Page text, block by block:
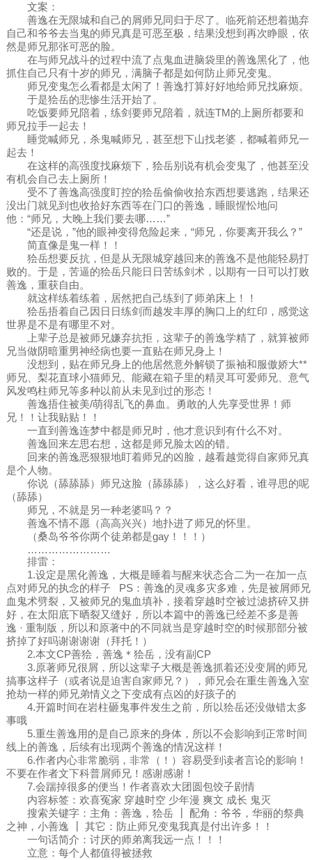
文案：
善逸在无限城和自己的屑师兄同归于尽了。临死前还想着抛弃
自己和爷爷去当鬼的师兄真是可恶至极，结果没想到再次睁眼，依
然是师兄那张可恶的脸。
在与师兄战斗的过程中流了点鬼血进脑袋里的善逸黑化了，他
抓住自己只有十岁的师兄，满脑子都是如何防止师兄变鬼。
师兄变鬼怎么看都是太闲了！善逸打算好好地给师兄找麻烦。
于是狯岳的悲惨生活开始了。
吃饭要师兄陪着，练剑要师兄陪着，就连TM的上厕所都要和
师兄拉手一起去！
睡觉喊师兄，杀鬼喊师兄，甚至想下山找老婆，都喊着师兄一
起去！
在这样的高强度找麻烦下，狯岳别说有机会变鬼了，他甚至没
有机会自己去上厕所！
受不了善逸高强度盯控的狯岳偷偷收拾东西想要逃跑，结果还
没出门就见到也收拾好东西等在门口的善逸，睡眼惺忪地问
他：“师兄，大晚上我们要去哪……”
“还是说，”他的眼神变得危险起来，“师兄，你要离开我么？”
简直像是鬼一样！！
狯岳想要反抗，但是从无限城穿越回来的善逸不是他能轻易打
败的。于是，苦逼的狯岳只能日日苦练剑术，以期有一日可以打败
善逸，重获自由。
就这样练着练着，居然把自己练到了师弟床上！！
狯岳捂着自己因日日练剑而越发丰厚的胸口上的红印，感觉这
世界是不是有哪里不对。
上辈子总是被师兄嫌弃抗拒，这辈子的善逸学精了，就算被师
兄当做阴暗重男神经病也要一直贴在师兄身上！
没想到，贴在师兄身上的他居然意外解锁了振袖和服傲娇大**
师兄、梨花直球小猫师兄、能藏在箱子里的精灵耳可爱师兄、意气
风发鸣柱师兄等多种以前从未见到过的形态！
善逸捂住被美/萌得乱飞的鼻血。勇敢的人先享受世界！师
兄！！让我贴贴！！
一直到善逸连梦中都是师兄时，他才意识到有什么不对。
善逸回来左思右想，这都是师兄脸太凶的错。
回来的善逸恶狠狠地盯着师兄的凶脸，越看越觉得自家师兄真
是个人物。
你说（舔舔舔）师兄这脸（舔舔舔），这么好看，谁寻思的呢
（舔舔）
师兄，不就是另一种老婆吗？？
善逸不情不愿（高高兴兴）地扑进了师兄的怀里。
（桑岛爷爷你两个徒弟都是gay！！！）
……………………
排雷：
1.设定是黑化善逸，大概是睡着与醒来状态合二为一在加一点
点对师兄的执念的样子 PS：善逸的灵魂多灾多难，先是被屑师兄
血鬼术劈裂，又被师兄的鬼血填补，接着穿越时空被过滤挤碎又拼
好，在太阳底下晒裂又缝好，所以本篇中的善逸已经差不多是善
逸 · 重制版，所以和原著中的不同就当是穿越时空的时候那部分被
挤掉了好吗谢谢谢谢（拜托！）
2.本文CP善狯，善逸＊狯岳，没有副CP
3.原著师兄很屑，所以这辈子大概是善逸抓着还没变屑的师兄
搞事这样子（或者说是迫害自家师兄？），师兄会在重生善逸入室
抢劫一样的师兄弟情义之下变成有点凶的好孩子的
4.开篇时间在岩柱砸鬼事件发生之前，所以狯岳还没做错太多
事哦
5.重生善逸用的是自己原来的身体，所以不会影响到正常时间
线上的善逸，后续有出现两个善逸的情况这样！
6.作者内心非常脆弱，非常（！）容易受到读者言论的影响！
不要在作者文下科普屑师兄！感谢感谢！
7.会踹掉很多的便当！作者喜欢大团圆包饺子剧情
内容标签：欢喜冤家 穿越时空 少年漫 爽文 成长 鬼灭
搜索关键字：主角：善逸，狯岳 ┃ 配角：爷爷，华丽的祭典
之神，小善逸 ┃ 其它：防止师兄变鬼我真是付出许多！！
一句话简介：讨厌的师弟离我远一点！！！
立意：每个人都值得被拯救